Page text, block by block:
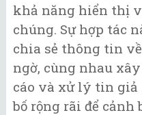
khả năng hiển thị
chúng. Sự hợp tác
chia sẻ thông tin
ngờ, cùng nhau
cáo và xử lý tin giả
bố rộng rãi để cảnh